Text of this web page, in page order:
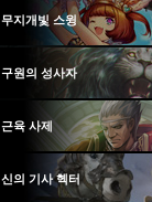
무지개빛 스윙
구원의 성사자
근육 사제
신의 기사 헥터